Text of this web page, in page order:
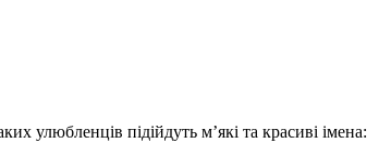
улюбленців підійдуть м’які та красиві імена: